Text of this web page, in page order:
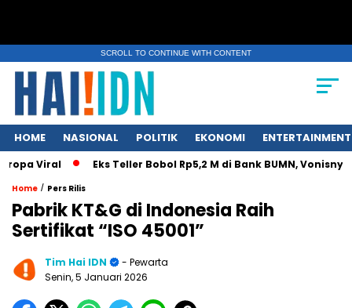
SCROLL TO CONTINUE WITH CONTENT
HOME NASIONAL POLITIK EKONOMI ENTERTAINMENT
Viral Eks Teller Bobol Rp5,2 M di Bank BUMN, Vonisnya
Home / Pers Rilis
Pabrik KT&G di Indonesia Raih
Sertifikat “ISO 45001”
Tim Hai IDN
- Pewarta
Senin, 5 Januari 2026